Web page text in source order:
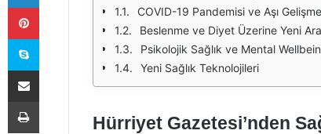
COVID-19 Pandemisi ve Aşı
Beslenme ve Diyet Üzerine Yeni
Psikolojik Sağlık ve Mental
Yeni Sağlık Teknolojileri
Hürriyet Gazetesi’nden
Pinterest
Skype
E-Posta ile paylaş